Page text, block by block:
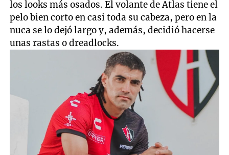
los looks más osados. El volante de Atlas tiene el
pelo bien corto en casi toda su cabeza, pero en la
nuca se lo dejó largo y, además, decidió hacerse
unas rastas o dreadlocks.